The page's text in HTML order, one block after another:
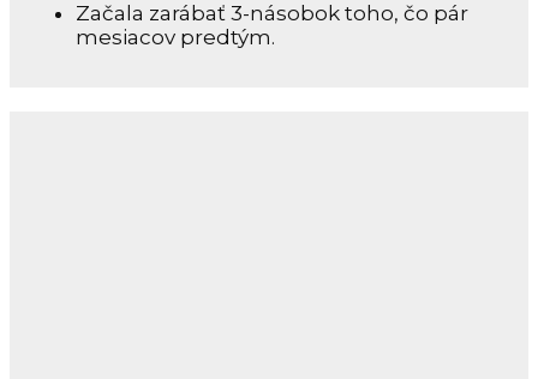
Začala zarábať 3-násobok toho, čo pár
mesiacov predtým.